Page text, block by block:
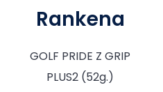
Rankena
GOLF PRIDE Z GRIP
PLUS2 (52g.)